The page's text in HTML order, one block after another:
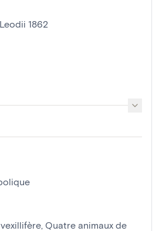
1862
Quatre animaux de